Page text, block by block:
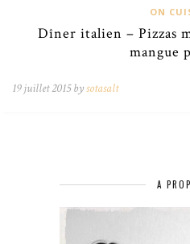
ON
Dîner italien – Pizzas
mangue
19 juillet 2015 bysotasalt
A